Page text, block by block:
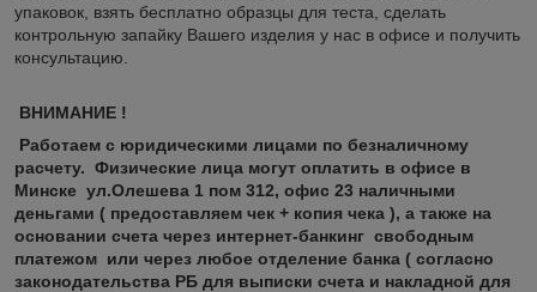
упаковок, взять бесплатно образцы для теста, сделать
контрольную запайку Вашего изделия у нас в офисе и получить
консультацию.
ВНИМАНИЕ !
Работаем с юридическими лицами по безналичному
расчету. Физические лица могут оплатить в офисе в
Минске ул.Олешева 1 пом 312, офис 23 наличными
деньгами ( предоставляем чек + копия чека ), а также на
основании счета через интернет-банкинг свободным
платежом или через любое отделение банка ( согласно
законодательства РБ для выписки счета и накладной для